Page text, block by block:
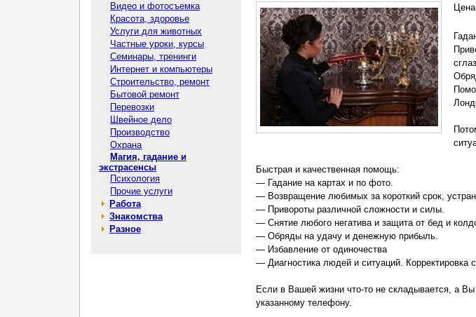
Видео и фотосъемка
Красота, здоровье
Услуги для животных
Частные уроки, курсы
Семинары, тренинги
Интернет и компьютеры
Строительство, ремонт
Бытовой ремонт
Перевозки
Швейное дело
Производство
Охрана
Магия, гадание и
экстрасенсы
Психология
Прочие услуги
Работа
Знакомства
Разное
Быстрая и качественная помощь:
— Гадание на картах и по фото.
— Возвращение любимых за короткий срок,
— Привороты различной сложности и силы.
— Снятие любого негатива и защита от бед и
— Обряды на удачу и денежную прибыль.
— Избавление от одиночества
— Диагностика людей и ситуаций. Корректировка
Если в Вашей жизни что-то не складывается, а
указанному телефону.